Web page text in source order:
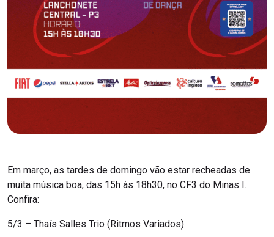
Em março, as tardes de domingo vão estar recheadas de
muita música boa, das 15h às 18h30, no CF3 do Minas I.
Confira:
5/3 – Thaís Salles Trio (Ritmos Variados)